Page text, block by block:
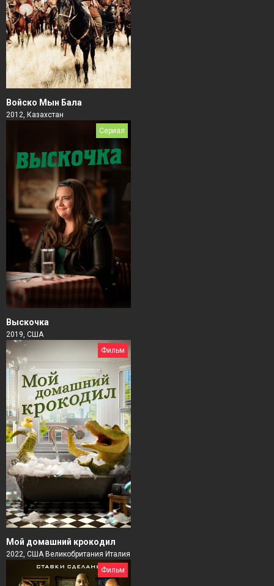
Войско Мын Бала
2012, Казахстан
Сериал
Выскочка
2019, США
Фильм
Мой домашний крокодил
2022, США Великобритания Италия
Фильм